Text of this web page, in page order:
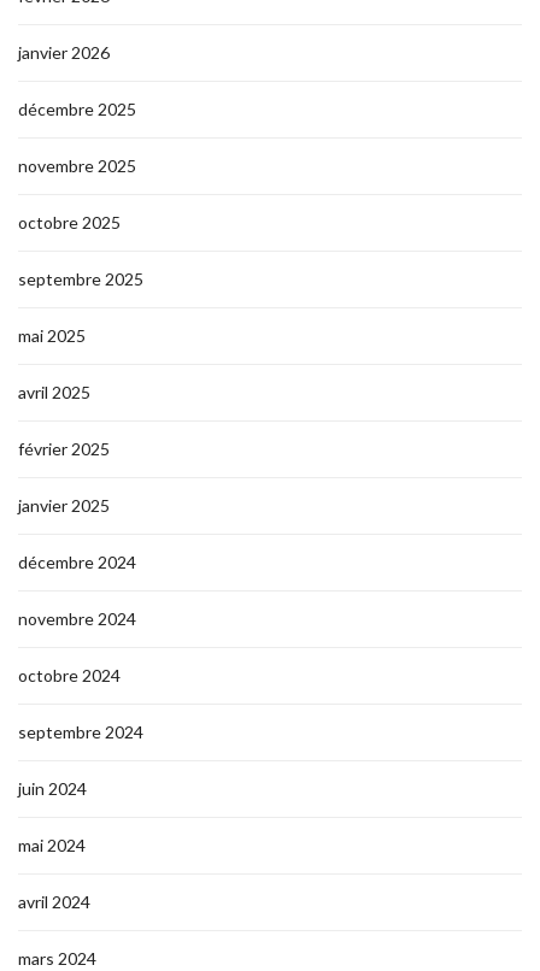
janvier 2026
décembre 2025
novembre 2025
octobre 2025
septembre 2025
mai 2025
avril 2025
février 2025
janvier 2025
décembre 2024
novembre 2024
octobre 2024
septembre 2024
juin 2024
mai 2024
avril 2024
mars 2024